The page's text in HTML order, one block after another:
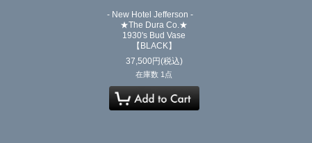
- New Hotel Jefferson -
★The Dura Co.★
1930's Bud Vase
【BLACK】
37,500円(税込)
在庫数 1点